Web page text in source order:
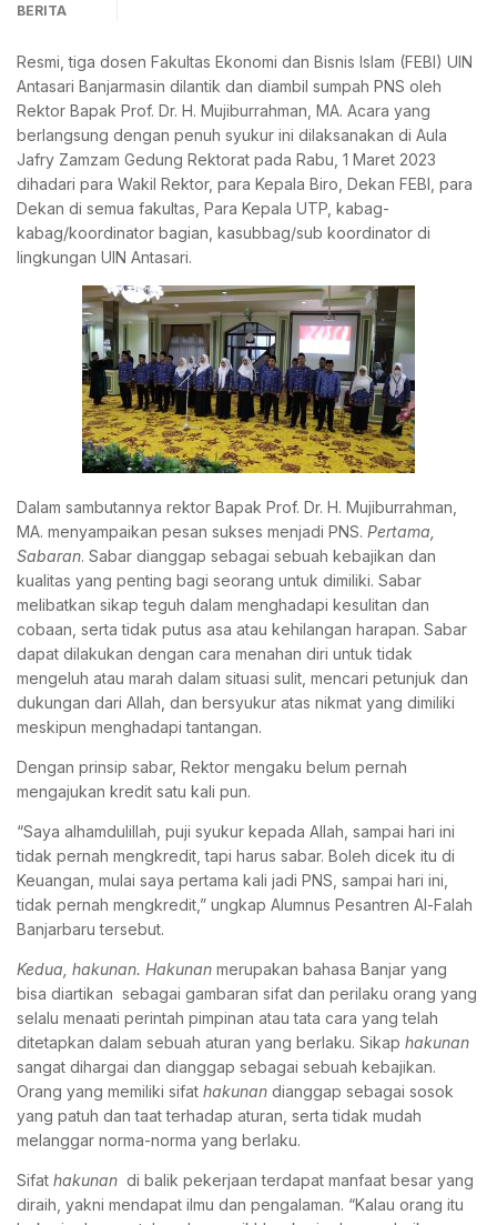
BERITA
Resmi, tiga dosen Fakultas Ekonomi dan Bisnis Islam (FEBI) UIN
Antasari Banjarmasin dilantik dan diambil sumpah PNS oleh
Rektor Bapak Prof. Dr. H. Mujiburrahman, MA. Acara yang
berlangsung dengan penuh syukur ini dilaksanakan di Aula
Jafry Zamzam Gedung Rektorat pada Rabu, 1 Maret 2023
dihadari para Wakil Rektor, para Kepala Biro, Dekan FEBI, para
Dekan di semua fakultas, Para Kepala UTP, kabag-
kabag/koordinator bagian, kasubbag/sub koordinator di
lingkungan UIN Antasari.
Dalam sambutannya rektor Bapak Prof. Dr. H. Mujiburrahman,
MA. menyampaikan pesan sukses menjadi PNS. Pertama,
Sabaran. Sabar dianggap sebagai sebuah kebajikan dan
kualitas yang penting bagi seorang untuk dimiliki. Sabar
melibatkan sikap teguh dalam menghadapi kesulitan dan
cobaan, serta tidak putus asa atau kehilangan harapan. Sabar
dapat dilakukan dengan cara menahan diri untuk tidak
mengeluh atau marah dalam situasi sulit, mencari petunjuk dan
dukungan dari Allah, dan bersyukur atas nikmat yang dimiliki
meskipun menghadapi tantangan.
Dengan prinsip sabar, Rektor mengaku belum pernah
mengajukan kredit satu kali pun.
“Saya alhamdulillah, puji syukur kepada Allah, sampai hari ini
tidak pernah mengkredit, tapi harus sabar. Boleh dicek itu di
Keuangan, mulai saya pertama kali jadi PNS, sampai hari ini,
tidak pernah mengkredit,” ungkap Alumnus Pesantren Al-Falah
Banjarbaru tersebut.
Kedua, hakunan. Hakunan merupakan bahasa Banjar yang
bisa diartikan sebagai gambaran sifat dan perilaku orang yang
selalu menaati perintah pimpinan atau tata cara yang telah
ditetapkan dalam sebuah aturan yang berlaku. Sikap hakunan
sangat dihargai dan dianggap sebagai sebuah kebajikan.
Orang yang memiliki sifat hakunan dianggap sebagai sosok
yang patuh dan taat terhadap aturan, serta tidak mudah
melanggar norma-norma yang berlaku.
Sifat hakunan di balik pekerjaan terdapat manfaat besar yang
diraih, yakni mendapat ilmu dan pengalaman. “Kalau orang itu